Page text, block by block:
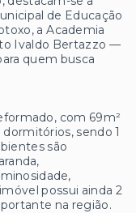
de Educação
a Academia
Ivaldo Bertazzo —
quem busca
com 69m²
sendo 1
são
possui ainda 2
na região.